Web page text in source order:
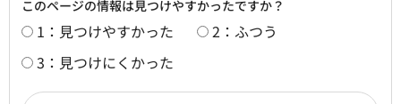
このページの情報は見つけやすかったですか？
1：見つけやすかった
2：ふつう
3：見つけにくかった